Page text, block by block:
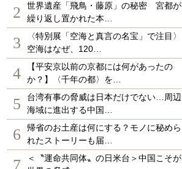
2
世界遺産「飛鳥・藤原」の秘密 宮都が
繰り返し置かれた本…
3
〈特別展「空海と真言の名宝」で注目〉
空海はなぜ、120…
4
【平安京以前の京都には何があったの
か？】〈千年の都〉を…
5
台湾有事の脅威は日本だけでない…周辺
海域に進出する中国…
6
帰省のお土産は何にする？モノに秘めら
れたストーリーも届…
7
＜〝運命共同体〟の日米台＞中国こそが